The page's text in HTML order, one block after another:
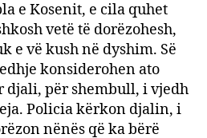
e Kosenit, e cila quhet
vetë të dorëzohesh,
e vë kush në dyshim. Së
konsiderohen ato
djali, për shembull, i vjedh
Policia kërkon djalin, i
nënës që ka bërë